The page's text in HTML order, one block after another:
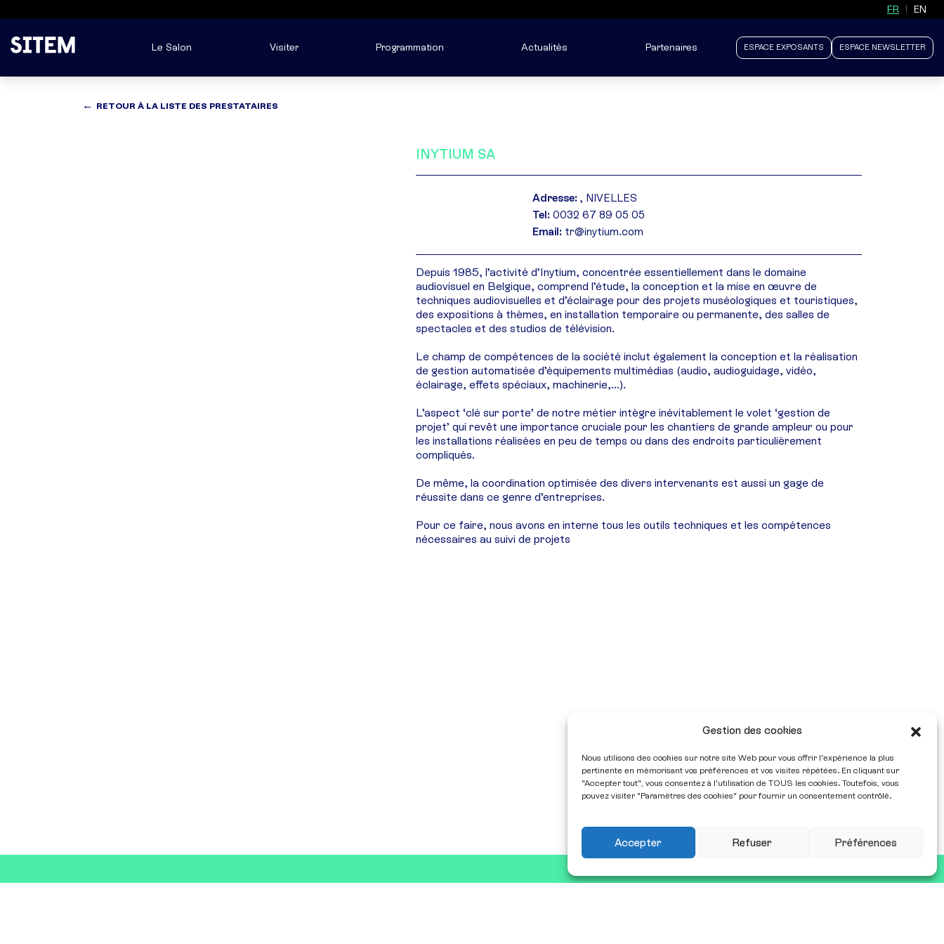
Gestion des cookies
Nous utilisons des cookies sur notre site Web pour vous offrir l'expérience la plus
pertinente en mémorisant vos préférences et vos visites répétées. En cliquant sur
"Accepter tout", vous consentez à l'utilisation de TOUS les cookies. Toutefois, vous
pouvez visiter "Paramètres des cookies" pour fournir un consentement contrôlé.
Accepter Refuser Préférences
FR EN
Le Salon Visiter Programmation Actualités Partenaires ESPACE EXPOSANTS ESPACE NEWSLETTER
RETOUR À LA LISTE DES PRESTATAIRES
INYTIUM SA
Adresse: , NIVELLES
Tel: 0032 67 89 05 05
Email: tr@inytium.com
Depuis 1985, l’activité d’Inytium, concentrée essentiellement dans le domaine
audiovisuel en Belgique, comprend l’étude, la conception et la mise en œuvre de
techniques audiovisuelles et d’éclairage pour des projets muséologiques et touristiques,
des expositions à thèmes, en installation temporaire ou permanente, des salles de
spectacles et des studios de télévision.
Le champ de compétences de la société inclut également la conception et la réalisation
de gestion automatisée d’équipements multimédias (audio, audioguidage, vidéo,
éclairage, effets spéciaux, machinerie,…).
L’aspect ‘clé sur porte’ de notre métier intègre inévitablement le volet ‘gestion de
projet’ qui revêt une importance cruciale pour les chantiers de grande ampleur ou pour
les installations réalisées en peu de temps ou dans des endroits particulièrement
compliqués.
De même, la coordination optimisée des divers intervenants est aussi un gage de
réussite dans ce genre d’entreprises.
Pour ce faire, nous avons en interne tous les outils techniques et les compétences
nécessaires au suivi de projets